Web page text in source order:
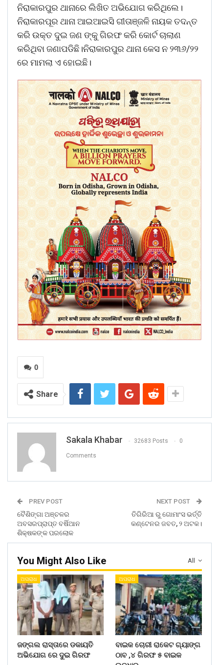
ନିରାକାରପୁର ଥାନାରେ ଲିଖିତ ଅଭିଯୋଗ କରିଥିଲେ।
ନିରାକାରପୂର ଥାନା ଆଇଆଇସି ଗୀତାଞ୍ଜଳି ନାୟକ ତଦନ୍ତ
କରି ଉକ୍ତ ଦୁଇ ଜଣ ଙ୍କୁ ଗିରଫ କରି କୋର୍ଟ ଚାଲାଣ
କରିଥିବା ଜଣାପଡିଛି।ନିରାକାରପୁର ଥାନା କେସ ନ ୨୩୬/୨୨
ରେ ମାମଲା ଏ ହୋଇଛି।
0
Share
Sakala Khabar 32683 Posts 0
Comments
PREV POST
ବୈଶିଙ୍ଗା ଅଞ୍ଚଳର
ଅବସରପ୍ରାପ୍ତ ବର୍ଷିଆନ
ଶିକ୍ଷକଙ୍କ ପରଲୋକ
NEXT POST
ତିଗିରିଆ ରୁ ଗୋମାଂସ ଭର୍ତ୍ତି
କଣ୍ଟେନର ଜବତ, ୨ ଅଟକ।
All
You Might Also Like
ଅପରାଧ
ଜଙ୍ଗଲ ରାସ୍ତାରେ ଡକାୟତି
ଅଭିଯୋଗ ରେ ଦୁଇ ଗିରଫ
ଅପରାଧ
ବାଇକ ଚୋରୀ ରାକେଟ ଗ୍ୟାଙ୍ଗ
ଠାବ ,୪ ଗିରଫ ୫ ବାଇକ